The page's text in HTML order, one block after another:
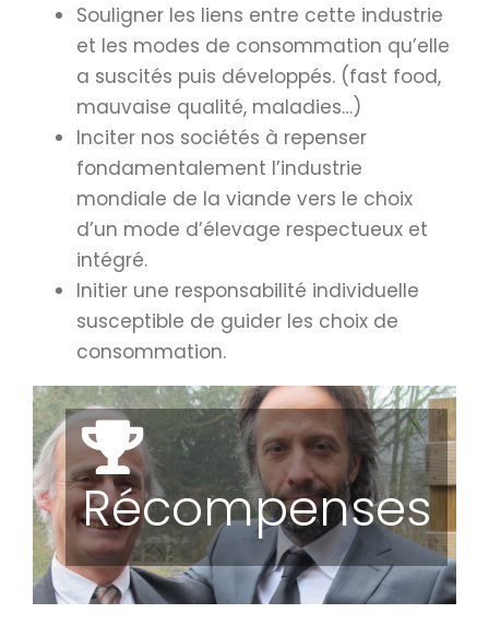
Souligner les liens entre cette industrie
et les modes de consommation qu’elle
a suscités puis développés. (fast food,
mauvaise qualité, maladies…)
Inciter nos sociétés à repenser
fondamentalement l’industrie
mondiale de la viande vers le choix
d’un mode d’élevage respectueux et
intégré.
Initier une responsabilité individuelle
susceptible de guider les choix de
consommation.
Récompenses